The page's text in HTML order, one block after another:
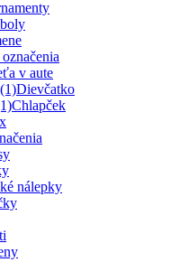
v aute
Dievčatko
Chlapček
nálepky